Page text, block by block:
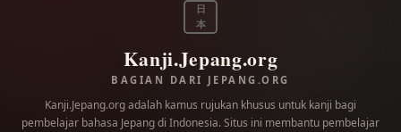
日
本
Kanji.Jepang.org
BAGIAN DARI JEPANG.ORG
Kanji.Jepang.org adalah kamus rujukan khusus untuk kanji bagi
pembelajar bahasa Jepang di Indonesia. Situs ini membantu pembelajar